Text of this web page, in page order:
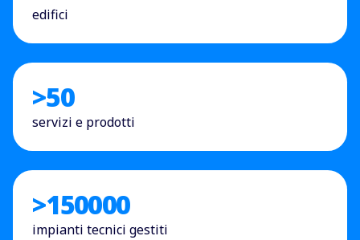
edifici
>50
servizi e prodotti
>150000
impianti tecnici gestiti